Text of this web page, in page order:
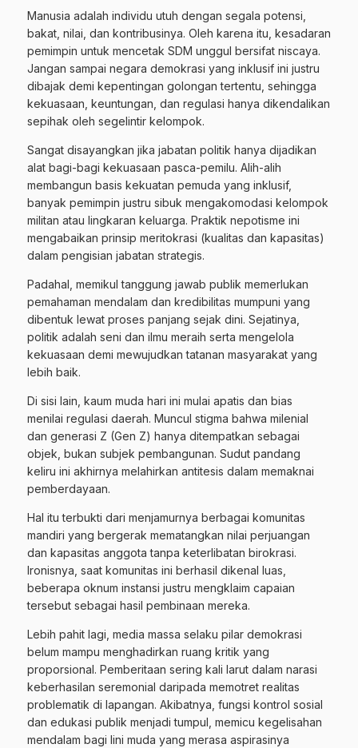
Manusia adalah individu utuh dengan segala potensi,
bakat, nilai, dan kontribusinya. Oleh karena itu, kesadaran
pemimpin untuk mencetak SDM unggul bersifat niscaya.
Jangan sampai negara demokrasi yang inklusif ini justru
dibajak demi kepentingan golongan tertentu, sehingga
kekuasaan, keuntungan, dan regulasi hanya dikendalikan
sepihak oleh segelintir kelompok.
Sangat disayangkan jika jabatan politik hanya dijadikan
alat bagi-bagi kekuasaan pasca-pemilu. Alih-alih
membangun basis kekuatan pemuda yang inklusif,
banyak pemimpin justru sibuk mengakomodasi kelompok
militan atau lingkaran keluarga. Praktik nepotisme ini
mengabaikan prinsip meritokrasi (kualitas dan kapasitas)
dalam pengisian jabatan strategis.
Padahal, memikul tanggung jawab publik memerlukan
pemahaman mendalam dan kredibilitas mumpuni yang
dibentuk lewat proses panjang sejak dini. Sejatinya,
politik adalah seni dan ilmu meraih serta mengelola
kekuasaan demi mewujudkan tatanan masyarakat yang
lebih baik.
Di sisi lain, kaum muda hari ini mulai apatis dan bias
menilai regulasi daerah. Muncul stigma bahwa milenial
dan generasi Z (Gen Z) hanya ditempatkan sebagai
objek, bukan subjek pembangunan. Sudut pandang
keliru ini akhirnya melahirkan antitesis dalam memaknai
pemberdayaan.
Hal itu terbukti dari menjamurnya berbagai komunitas
mandiri yang bergerak mematangkan nilai perjuangan
dan kapasitas anggota tanpa keterlibatan birokrasi.
Ironisnya, saat komunitas ini berhasil dikenal luas,
beberapa oknum instansi justru mengklaim capaian
tersebut sebagai hasil pembinaan mereka.
Lebih pahit lagi, media massa selaku pilar demokrasi
belum mampu menghadirkan ruang kritik yang
proporsional. Pemberitaan sering kali larut dalam narasi
keberhasilan seremonial daripada memotret realitas
problematik di lapangan. Akibatnya, fungsi kontrol sosial
dan edukasi publik menjadi tumpul, memicu kegelisahan
mendalam bagi lini muda yang merasa aspirasinya